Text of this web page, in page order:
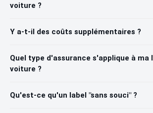
voiture ?
Y a-t-il des coûts supplémentaires ?
Quel type d'assurance s'applique à ma
voiture ?
Qu'est-ce qu'un label "sans souci" ?